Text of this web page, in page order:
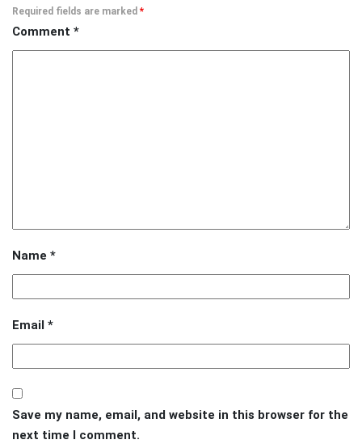
Required fields are marked *
Comment *
Name *
Email *
Save my name, email, and website in this browser for the
next time I comment.